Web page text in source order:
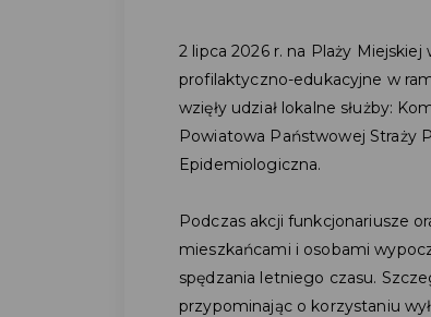
2 lipca 2026 r. na Plaży Miejskiej
profilaktyczno-edukacyjne w
wzięły udział lokalne służby:
Powiatowa Państwowej Straży
Epidemiologiczna.
Podczas akcji funkcjonariusze
mieszkańcami i osobami
spędzania letniego czasu.
przypominając o korzystaniu